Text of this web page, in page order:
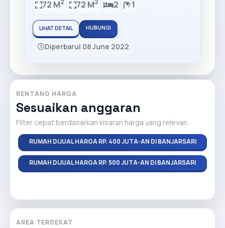
72 M 72 M 2 1
LIHAT DETAIL HUBUNGI
Diperbarui 08 June 2022
RENTANG HARGA
Sesuaikan anggaran
Filter cepat berdasarkan kisaran harga yang relevan.
RUMAH DIJUAL HARGA RP. 400 JUTA-AN DI BANJARSARI
RUMAH DIJUAL HARGA RP. 500 JUTA-AN DI BANJARSARI
AREA TERDEKAT